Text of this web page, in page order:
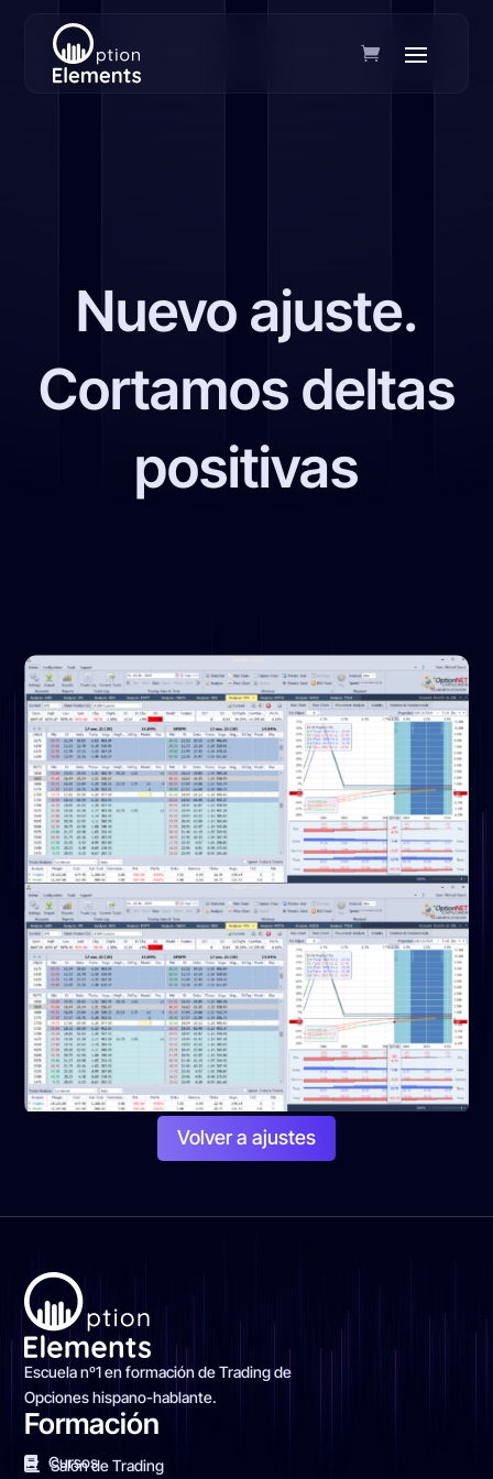
Nuevo ajuste.
Cortamos deltas
positivas
Volver a ajustes
Escuela nº1 en formación de Trading de
Opciones hispano-hablante.
Formación
Cursos
Salón de Trading